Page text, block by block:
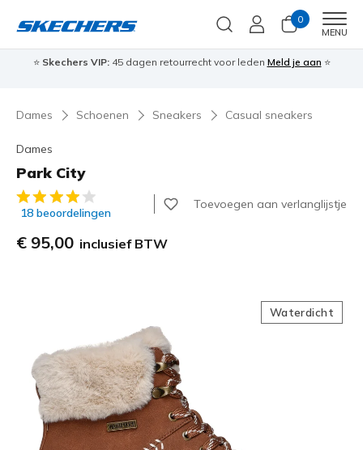
0
MENU
⭐ Skechers VIP:45 dagen retourrecht voor leden Meld je aan ⭐
Dames Schoenen Sneakers Casual sneakers
Dames
Park City
5 van de 5 klantbeoordelingen
18 beoordelingen
Toevoegen aan verlanglijstje
€ 95,00 inclusief BTW
Waterdicht